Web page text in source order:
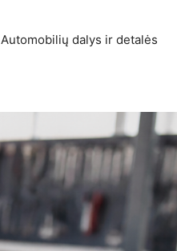
Automobilių dalys ir detalės